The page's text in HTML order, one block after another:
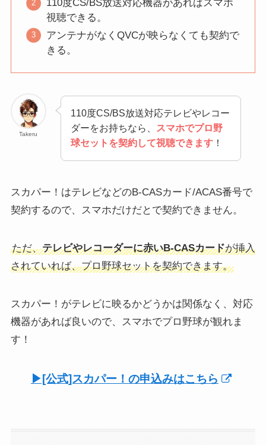
110度CS/BS放送対応機器があればスマホ
視聴できる。
アンテナがなくQVCが映らなくても契約で
きる。
Takeru
110度CS/BS放送対応テレビやレコー
ダーをお持ちなら、
スマホでプロ野
球セットを契約して視聴できます ！
スカパー！はテレビなどのB-CASカード/ACAS番号で
契約するので、スマホだけだとで契約できません。
ただ、テレビやレコーダーに赤いB-CASカードが挿入
されていれば、プロ野球セットを契約できます。
スカパー！がテレビに映るかどうかは関係なく、対応
機器があれば良いので、スマホでプロ野球が観れま
す！
▶︎[公式]スカパー！の申込みはこちら